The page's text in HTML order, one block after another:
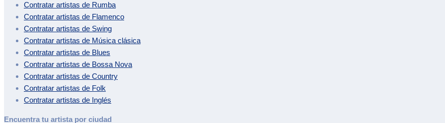
Contratar artistas de Rumba
Contratar artistas de Flamenco
Contratar artistas de Swing
Contratar artistas de Música clásica
Contratar artistas de Blues
Contratar artistas de Bossa Nova
Contratar artistas de Country
Contratar artistas de Folk
Contratar artistas de Inglés
Encuentra tu artista por ciudad